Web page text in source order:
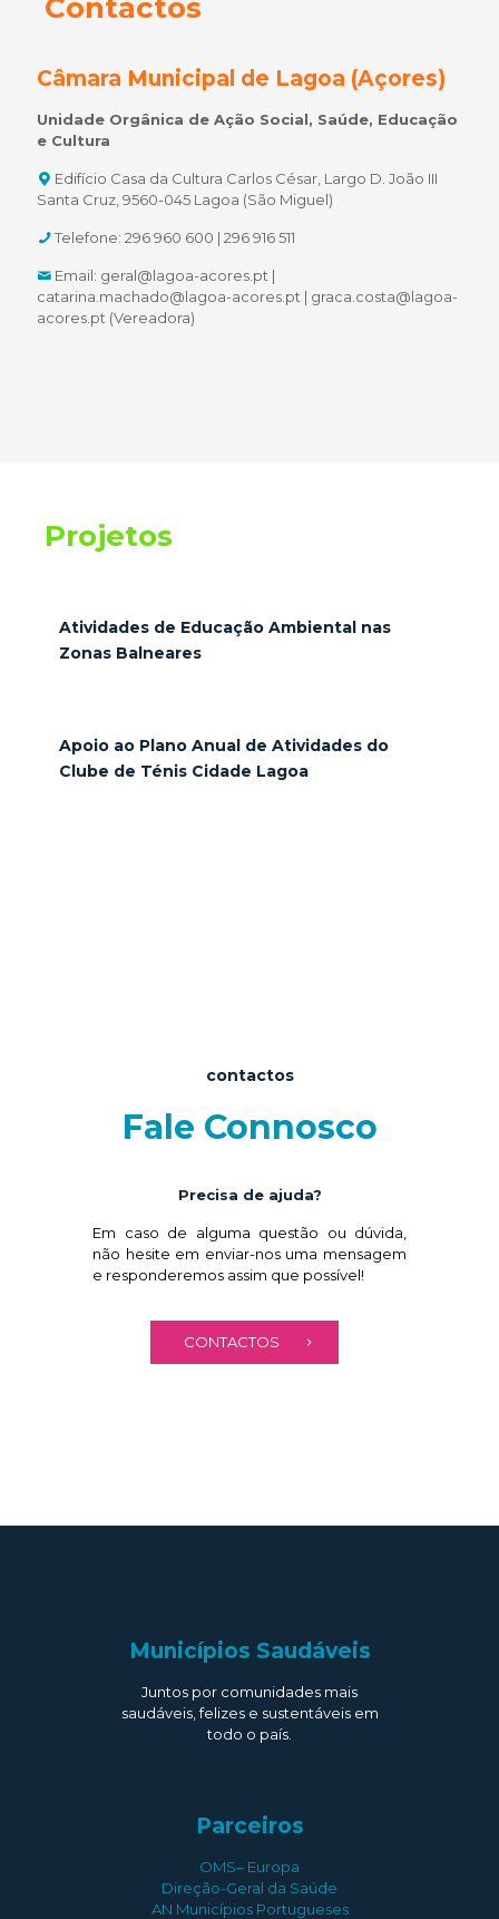
Contactos
Câmara Municipal de Lagoa (Açores)
Unidade Orgânica de Ação Social, Saúde, Educação
e Cultura
Edifício Casa da Cultura Carlos César, Largo D. João III
Santa Cruz, 9560-045 Lagoa (São Miguel)
Telefone: 296 960 600 | 296 916 511
Email: geral@lagoa-acores.pt |
catarina.machado@lagoa-acores.pt | graca.costa@lagoa-
acores.pt (Vereadora)
Projetos
Atividades de Educação Ambiental nas
Zonas Balneares
Apoio ao Plano Anual de Atividades do
Clube de Ténis Cidade Lagoa
contactos
Fale Connosco
Precisa de ajuda?
Em caso de alguma questão ou dúvida,
não hesite em enviar-nos uma mensagem
e responderemos assim que possível!
CONTACTOS
Municípios Saudáveis
Juntos por comunidades mais
saudáveis, felizes e sustentáveis em
todo o país.
Parceiros
OMS– Europa
Direção-Geral da Saúde
AN Municípios Portugueses